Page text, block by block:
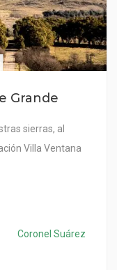
Grande
sierras, al
Villa Ventana
Coronel Suárez